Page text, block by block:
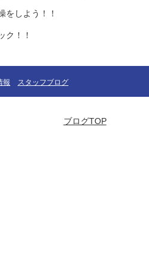
をしよう！！
ク！！
報 スタッフブログ
ブログTOP